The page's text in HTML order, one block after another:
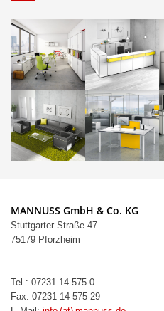
MANNUSS GmbH & Co. KG
Stuttgarter Straße 47
75179 Pforzheim
Tel.: 07231 14 575-0
Fax: 07231 14 575-29